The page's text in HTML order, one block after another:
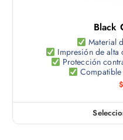
Black
Material
Impresión de alta
Protección
$